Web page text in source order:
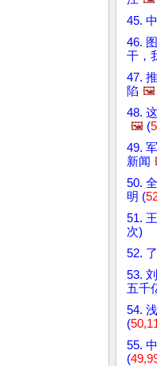
45.
46.
干，
47.
陷 🖼️
48.
🖼️ (
49.
新闻
50.
明 (
51.
次)
52.
53.
五千
54.
(
55.
(